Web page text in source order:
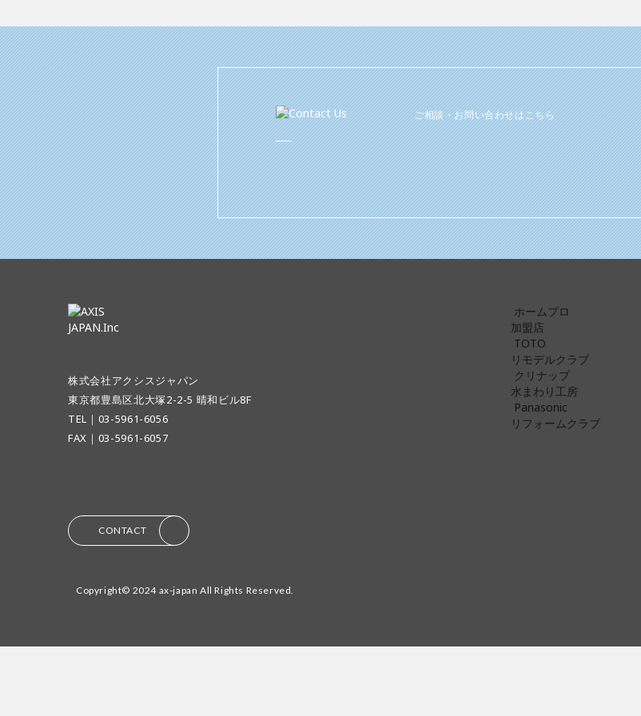
ご相談・お問い合わせはこちら
株式会社アクシスジャパン
東京都豊島区北大塚2-2-5 晴和ビル8F
TEL｜03-5961-6056
FAX｜03-5961-6057
ホームプロ
加盟店
TOTO
リモデルクラブ
クリナップ
水まわり工房
Panasonic
リフォームクラブ
CONTACT
Copyright©︎ 2024 ax-japan All Rights Reserved.